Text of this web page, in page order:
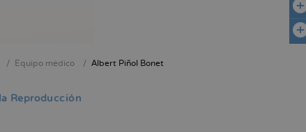
Equipo médico Albert Piñol Bonet
Reproducción